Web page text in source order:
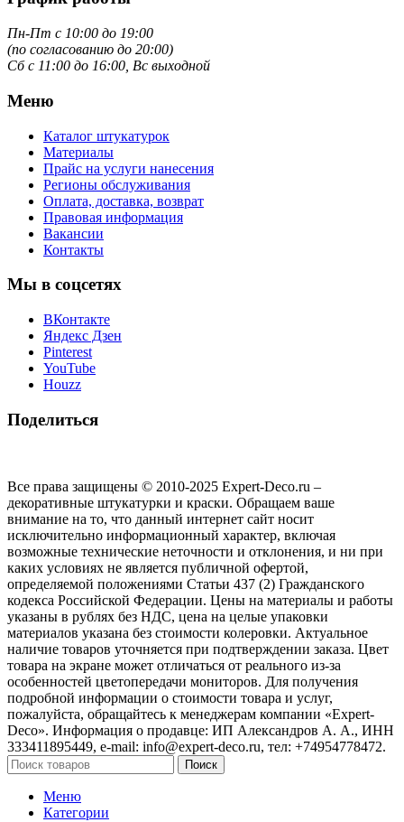
Пн-Пт с 10:00 до 19:00
(по согласованию до 20:00)
Сб с 11:00 до 16:00, Вс выходной
Меню
Каталог штукатурок
Материалы
Прайс на услуги нанесения
Регионы обслуживания
Оплата, доставка, возврат
Правовая информация
Вакансии
Контакты
Мы в соцсетях
ВКонтакте
Яндекс Дзен
Pinterest
YouTube
Houzz
Поделиться
Все права защищены © 2010-2025 Expert-Deco.ru –
декоративные штукатурки и краски. Обращаем ваше
внимание на то, что данный интернет сайт носит
исключительно информационный характер, включая
возможные технические неточности и отклонения, и ни при
каких условиях не является публичной офертой,
определяемой положениями Статьи 437 (2) Гражданского
кодекса Российской Федерации. Цены на материалы и работы
указаны в рублях без НДС, цена на целые упаковки
материалов указана без стоимости колеровки. Актуальное
наличие товаров уточняется при подтверждении заказа. Цвет
товара на экране может отличаться от реального из‑за
особенностей цветопередачи мониторов. Для получения
подробной информации о стоимости товара и услуг,
пожалуйста, обращайтесь к менеджерам компании «Expert-
Deco». Информация о продавце: ИП Александров А. А., ИНН
333411895449, e-mail: info@expert-deco.ru, тел: +74954778472.
Поиск
Меню
Категории